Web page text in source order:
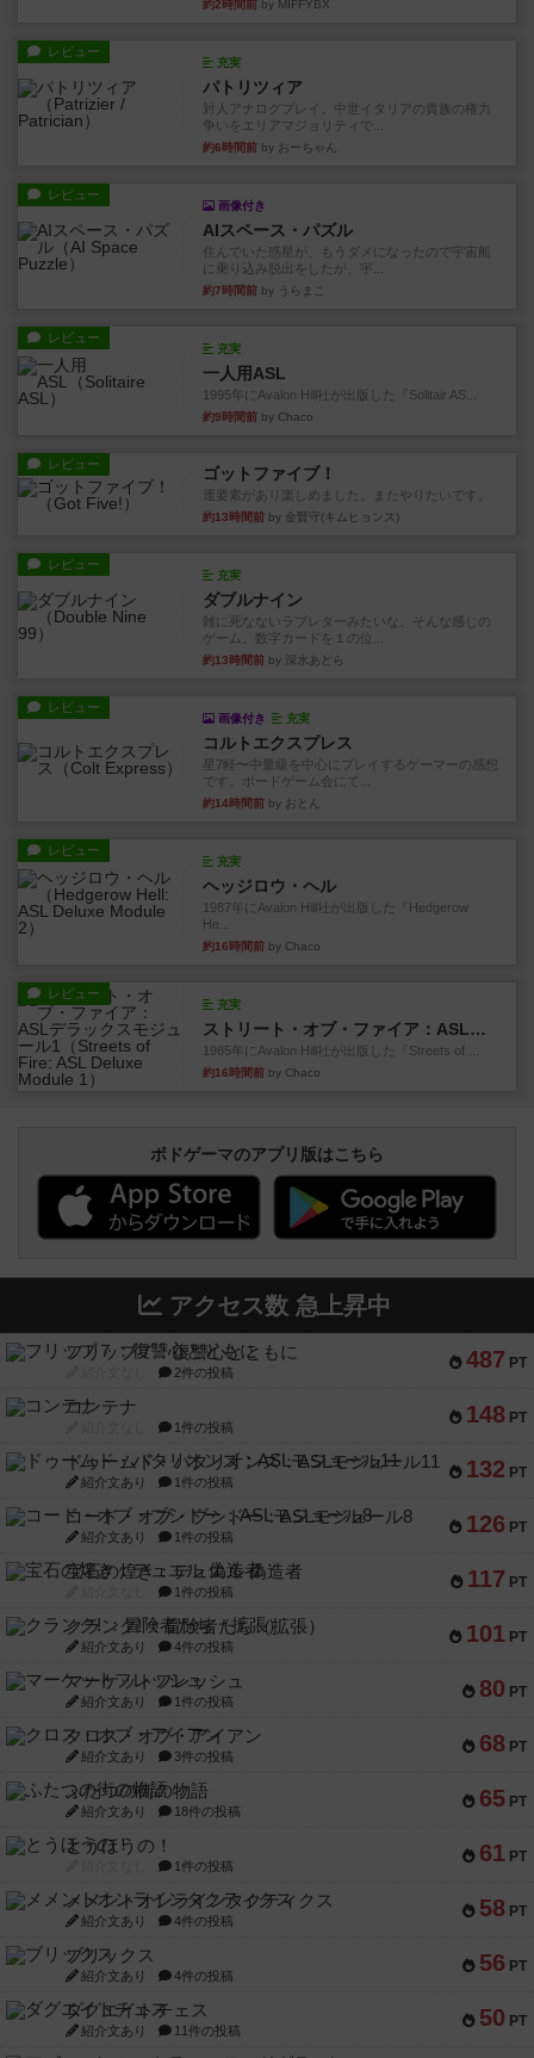
約2時間前 by MIFFYBX
レビュー
充実
パトリツィア
対人アナログプレイ。中世イタリアの貴族の権力
争いをエリアマジョリティで...
約6時間前 by おーちゃん
レビュー
画像付き
AIスペース・パズル
住んでいた惑星が、もうダメになったので宇宙船
に乗り込み脱出をしたが、宇...
約7時間前 by うらまこ
レビュー
充実
一人用ASL
1995年にAvalon Hill社が出版した『Solitair AS...
約9時間前 by Chaco
レビュー ゴットファイブ！
運要素があり楽しめました。またやりたいです。
約13時間前 by 金賢守(キムヒョンス)
レビュー
充実
ダブルナイン
雑に死なないラブレターみたいな、そんな感じの
ゲーム。数字カードを１の位...
約13時間前 by 深水あどら
レビュー
画像付き 充実
コルトエクスプレス
星7軽〜中量級を中心にプレイするゲーマーの感想
です。ボードゲーム会にて...
約14時間前 by おとん
レビュー
充実
ヘッジロウ・ヘル
1987年にAvalon Hill社が出版した『Hedgerow
He...
約16時間前 by Chaco
レビュー
充実
ストリート・オブ・ファイア：ASLデラックスモジュール1
1985年にAvalon Hill社が出版した『Streets of ...
約16時間前 by Chaco
ボドゲーマのアプリ版はこちら
アクセス数 急上昇中
487 PT
フリップ７：復讐心とともに
2件の投稿
148 PT
コンテナ
1件の投稿
132 PT
ドゥームド・バタリオンズ：ASLモジュール11
紹介文あり 1件の投稿
126 PT
コード・オブ・ブシドー：ASLモジュール8
紹介文あり 1件の投稿
117 PT
宝石の煌き：デュエル 偽造者
1件の投稿
101 PT
クランク! ：冒険者たち（拡張）
紹介文あり 4件の投稿
80 PT
マーケットフレッシュ
紹介文あり 1件の投稿
68 PT
クロス・オブ・アイアン
紹介文あり 3件の投稿
65 PT
ふたつの街の物語
紹介文あり 18件の投稿
61 PT
とうほうの！
1件の投稿
58 PT
メメントオンラインタクティクス
紹介文あり 4件の投稿
56 PT
ブリックス
紹介文あり 4件の投稿
50 PT
ダグエイトチェス
紹介文あり 11件の投稿